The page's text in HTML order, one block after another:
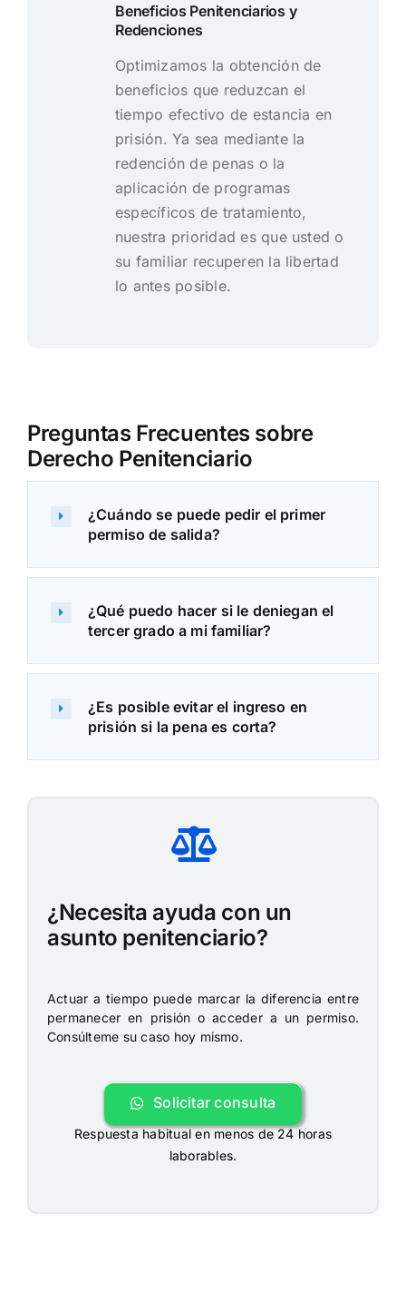
Beneficios Penitenciarios y
Redenciones
Optimizamos la obtención de
beneficios que reduzcan el
tiempo efectivo de estancia en
prisión. Ya sea mediante la
redención de penas o la
aplicación de programas
específicos de tratamiento,
nuestra prioridad es que usted o
su familiar recuperen la libertad
lo antes posible.
Preguntas Frecuentes sobre
Derecho Penitenciario
¿Cuándo se puede pedir el primer
permiso de salida?
¿Qué puedo hacer si le deniegan el
tercer grado a mi familiar?
¿Es posible evitar el ingreso en
prisión si la pena es corta?
¿Necesita ayuda con un
asunto penitenciario?
Actuar a tiempo puede marcar la diferencia entre
permanecer en prisión o acceder a un permiso.
Consúlteme su caso hoy mismo.
Solicitar consulta
Respuesta habitual en menos de 24 horas
laborables.